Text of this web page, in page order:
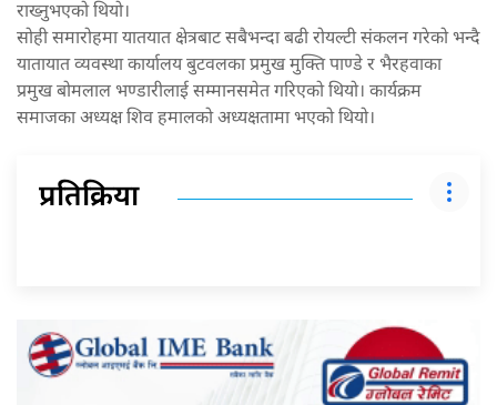
राख्नुभएको थियो।
सोही समारोहमा यातयात क्षेत्रबाट सबैभन्दा बढी रोयल्टी संकलन गरेको भन्दै
यातायात व्यवस्था कार्यालय बुटवलका प्रमुख मुक्ति पाण्डे र भैरहवाका
प्रमुख बोमलाल भण्डारीलाई सम्मानसमेत गरिएको थियो। कार्यक्रम
समाजका अध्यक्ष शिव हमालको अध्यक्षतामा भएको थियो।
प्रतिक्रिया